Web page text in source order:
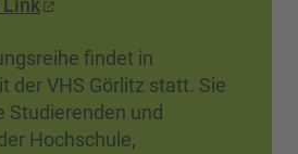
Link
findet in
der VHS Görlitz statt. Sie
Studierenden und
Hochschule,